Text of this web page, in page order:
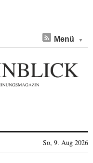
Menü
So, 9. Aug 2026